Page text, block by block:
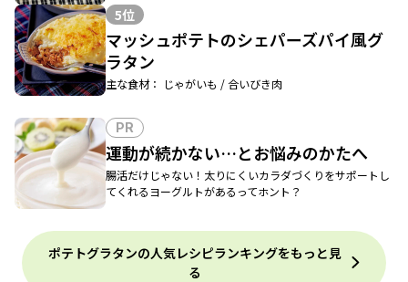
5位
マッシュポテトのシェパーズパイ風グ
ラタン
主な食材： じゃがいも / 合いびき肉
PR
運動が続かない…とお悩みのかたへ
腸活だけじゃない！太りにくいカラダづくりをサポートし
てくれるヨーグルトがあるってホント？
ポテトグラタンの人気レシピランキングをもっと見
る